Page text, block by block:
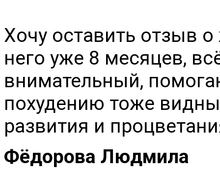
Хочу оставить отзыв
него уже 8 месяцев,
внимательный,
похудению тоже
развития и
Фёдорова Людмила